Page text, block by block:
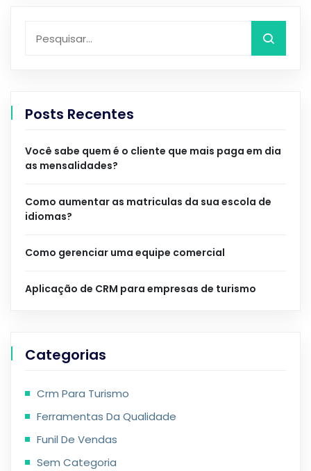
Posts Recentes
Você sabe quem é o cliente que mais paga em dia
as mensalidades?
Como aumentar as matriculas da sua escola de
idiomas?
Como gerenciar uma equipe comercial
Aplicação de CRM para empresas de turismo
Categorias
Crm Para Turismo
Ferramentas Da Qualidade
Funil De Vendas
Sem Categoria